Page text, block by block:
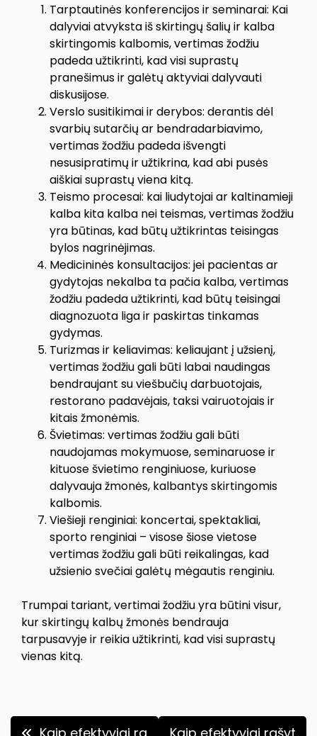
Tarptautinės konferencijos ir seminarai: Kai
dalyviai atvyksta iš skirtingų šalių ir kalba
skirtingomis kalbomis, vertimas žodžiu
padeda užtikrinti, kad visi suprastų
pranešimus ir galėtų aktyviai dalyvauti
diskusijose.
Verslo susitikimai ir derybos: derantis dėl
svarbių sutarčių ar bendradarbiavimo,
vertimas žodžiu padeda išvengti
nesusipratimų ir užtikrina, kad abi pusės
aiškiai suprastų viena kitą.
Teismo procesai: kai liudytojai ar kaltinamieji
kalba kita kalba nei teismas, vertimas žodžiu
yra būtinas, kad būtų užtikrintas teisingas
bylos nagrinėjimas.
Medicininės konsultacijos: jei pacientas ar
gydytojas nekalba ta pačia kalba, vertimas
žodžiu padeda užtikrinti, kad būtų teisingai
diagnozuota liga ir paskirtas tinkamas
gydymas.
Turizmas ir keliavimas: keliaujant į užsienį,
vertimas žodžiu gali būti labai naudingas
bendraujant su viešbučių darbuotojais,
restorano padavėjais, taksi vairuotojais ir
kitais žmonėmis.
Švietimas: vertimas žodžiu gali būti
naudojamas mokymuose, seminaruose ir
kituose švietimo renginiuose, kuriuose
dalyvauja žmonės, kalbantys skirtingomis
kalbomis.
Viešieji renginiai: koncertai, spektakliai,
sporto renginiai – visose šiose vietose
vertimas žodžiu gali būti reikalingas, kad
užsienio svečiai galėtų mėgautis renginiu.
Trumpai tariant, vertimai žodžiu yra būtini visur,
kur skirtingų kalbų žmonės bendrauja
tarpusavyje ir reikia užtikrinti, kad visi suprastų
vienas kitą.
Navigacija